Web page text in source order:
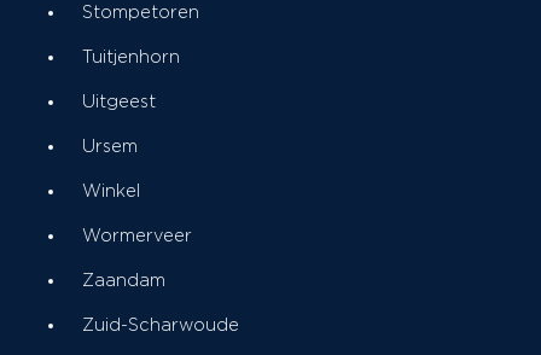
Stompetoren
Tuitjenhorn
Uitgeest
Ursem
Winkel
Wormerveer
Zaandam
Zuid-Scharwoude